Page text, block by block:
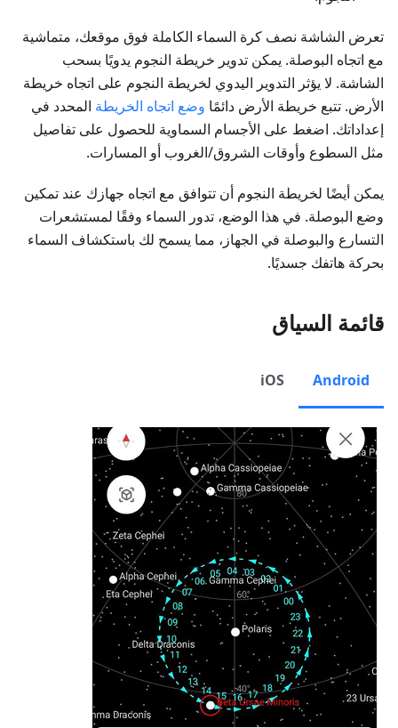
تعرض الشاشة نصف كرة السماء الكاملة فوق موقعك، متماشية
مع اتجاه البوصلة. يمكن تدوير خريطة النجوم يدويًا بسحب
الشاشة. لا يؤثر التدوير اليدوي لخريطة النجوم على اتجاه خريطة
الأرض. تتبع خريطة الأرض دائمًا وضع اتجاه الخريطة المحدد في
إعداداتك. اضغط على الأجسام السماوية للحصول على تفاصيل
مثل السطوع وأوقات الشروق/الغروب أو المسارات.
يمكن أيضًا لخريطة النجوم أن تتوافق مع اتجاه جهازك عند تمكين
وضع البوصلة. في هذا الوضع، تدور السماء وفقًا لمستشعرات
التسارع والبوصلة في الجهاز، مما يسمح لك باستكشاف السماء
بحركة هاتفك جسديًا.
قائمة السياق
Android
iOS